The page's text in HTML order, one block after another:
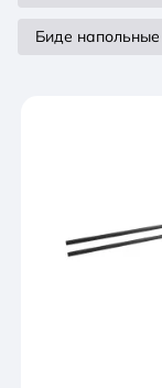
Биде напольные